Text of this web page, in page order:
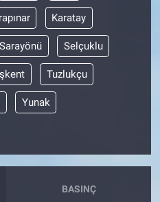
Karatay
Sarayönü Selçuklu
Tuzlukçu
Yunak
BASINÇ